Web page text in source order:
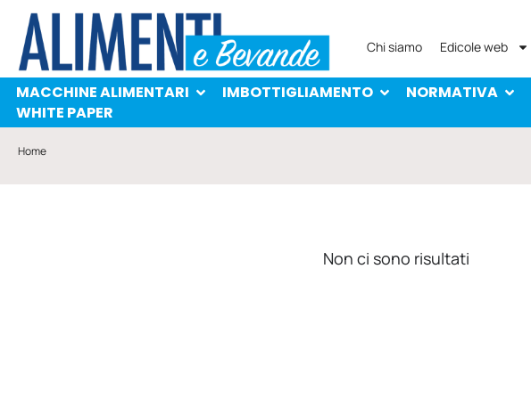
MACCHINE ALIMENTARI
PROTAGONISTI
WHITE PAPER
Chi siamo Edicole web
MACCHINE ALIMENTARI IMBOTTIGLIAMENTO NORMATIVA
WHITE PAPER
Home
Non ci sono risultati